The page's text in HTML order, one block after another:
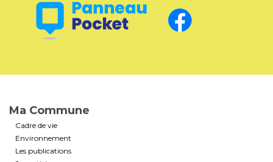
Ma Commune
Cadre de vie
Environnement
Les publications